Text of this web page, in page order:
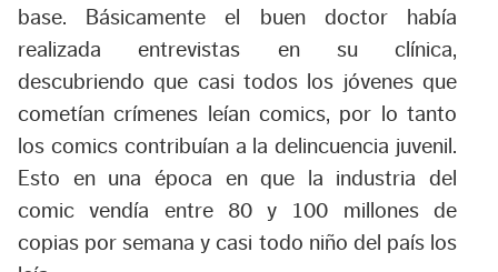
base. Básicamente el buen doctor había
realizada entrevistas en su clínica,
descubriendo que casi todos los jóvenes que
cometían crímenes leían comics, por lo tanto
los comics contribuían a la delincuencia juvenil.
Esto en una época en que la industria del
comic vendía entre 80 y 100 millones de
copias por semana y casi todo niño del paíslos